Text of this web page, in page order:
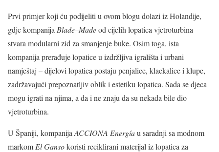
Prvi primjer koji ću podijeliti u ovom blogu dolazi iz Holandije,
gdje kompanija Blade–Madeod cijelih lopatica vjetroturbina
stvara modularni zid za smanjenje buke. Osim toga, ista
kompanija prerađuje lopatice u izdržljiva igrališta i urbani
namještaj – dijelovi lopatica postaju penjalice, klackalice i klupe,
zadržavajući prepoznatljiv oblik i estetiku lopatica. Sada se djeca
mogu igrati na njima, a da i ne znaju da su nekada bile dio
vjetroturbina.
U Španiji, kompanija ACCIONA Energíau saradnji sa modnom
markom El Gansokoristi reciklirani materijal iz lopatica za